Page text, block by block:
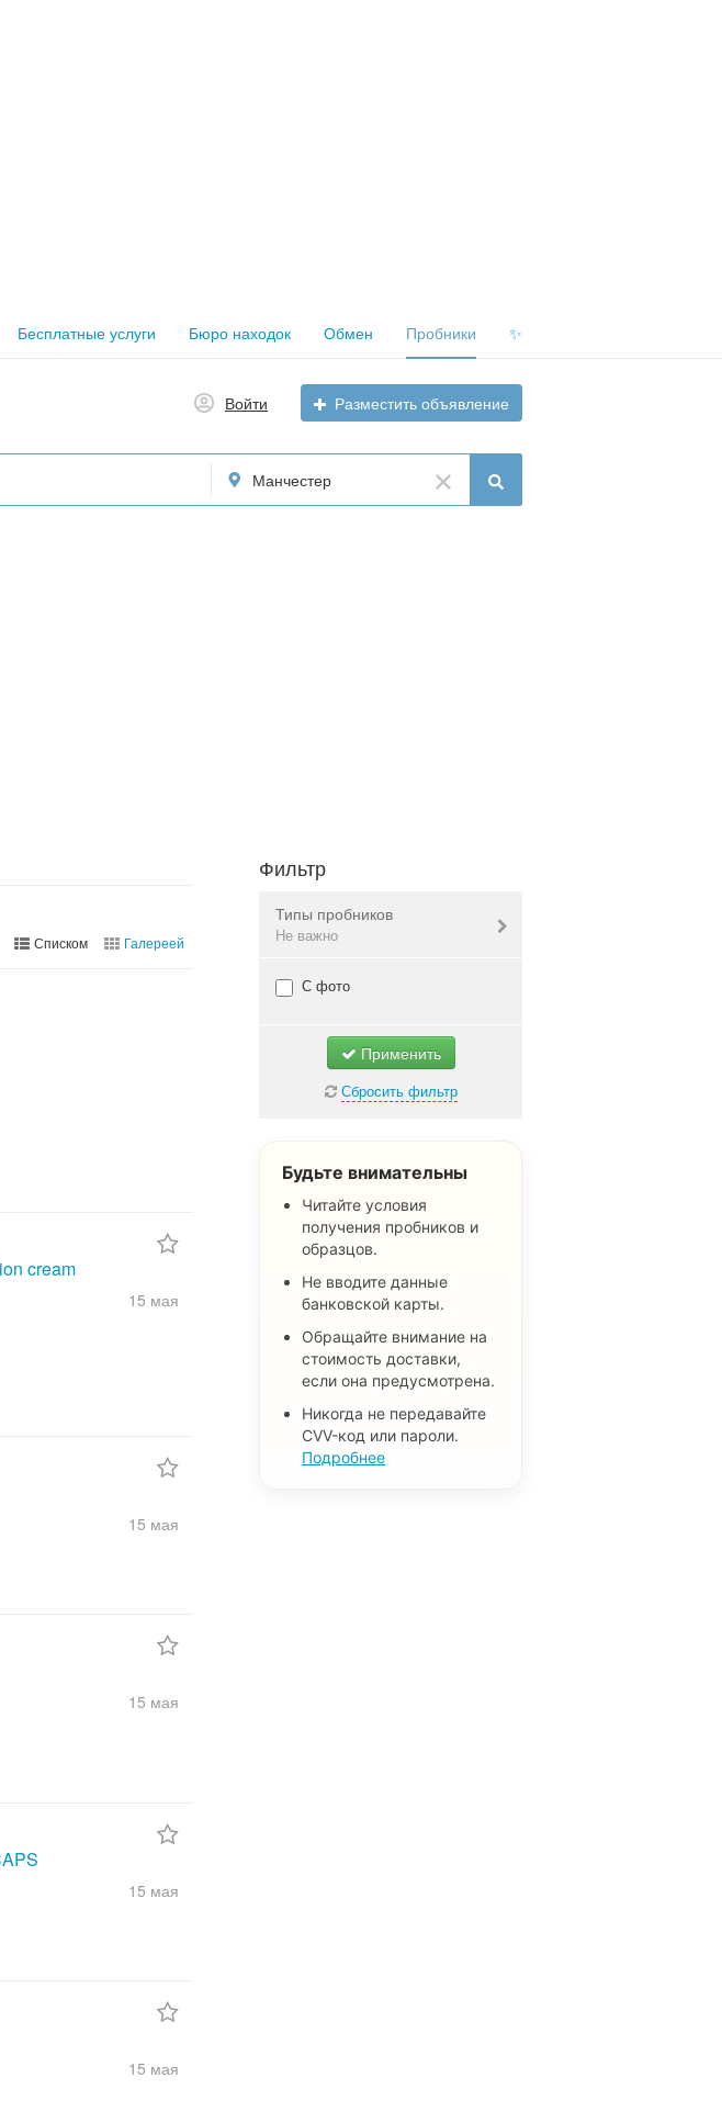
Бесплатные услуги Бюро находок Обмен Пробники ✨
Войти Разместить объявление
Манчестер
Списком Галереей
cream
15 мая
15 мая
15 мая
15 мая
15 мая
Фильтр
Типы пробников
Не важно
Косметика и уход за собой
Бесплатные товары для дома
Одежда, обувь и аксессуары
Образцы еды и напитков
Книги, журналы и каталоги
Бесплатные стикеры и
наклейки
Бесплатные пробные версии и
тестовые товары
Другие бесплатные
предложения
С фото
Применить
Сбросить фильтр
Будьте внимательны
Читайте условия
получения пробников и
образцов.
Не вводите данные
банковской карты.
Обращайте внимание на
стоимость доставки,
если она предусмотрена.
Никогда не передавайте
CVV-код или пароли.
Подробнее